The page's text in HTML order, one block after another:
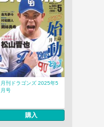
月刊ドラゴンズ 2025年5
月号
購入